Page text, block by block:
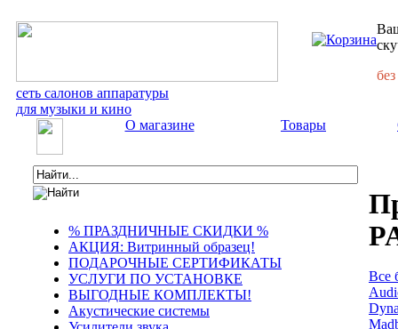
сеть салонов аппаратуры
для музыки и кино
О магазине Товары
% ПРАЗДНИЧНЫЕ СКИДКИ %
АКЦИЯ: Витринный образец!
ПОДАРОЧНЫЕ СЕРТИФИКАТЫ
УСЛУГИ ПО УСТАНОВКЕ
ВЫГОДНЫЕ КОМПЛЕКТЫ!
Акустические системы
Все